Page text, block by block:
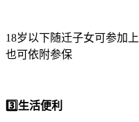
18岁以下随迁子女可参加
也可依附参保
3️⃣生活便利